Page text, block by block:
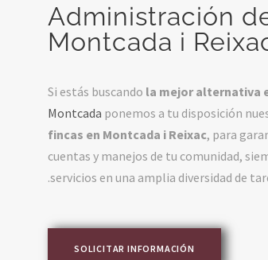
Administración
Montcada i
Si estás buscando la mejor alternativa
Montcada ponemos a tu disposición
fincas en Montcada i Reixac, para
cuentas y manejos de tu comunidad,
servicios en una amplia diversidad de
SOLICITAR INFORMACIÓN